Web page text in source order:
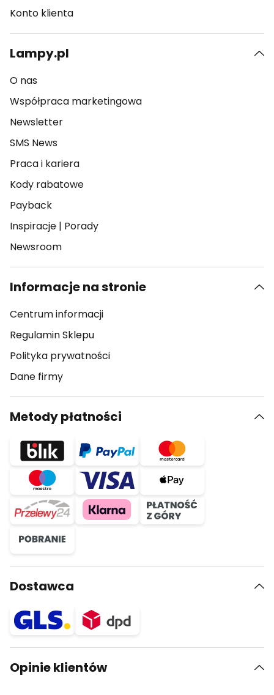
Konto klienta
Lampy.pl
O nas
Współpraca marketingowa
Newsletter
SMS News
Praca i kariera
Kody rabatowe
Payback
Inspiracje | Porady
Newsroom
Informacje na stronie
Centrum informacji
Regulamin Sklepu
Polityka prywatności
Dane firmy
Metody płatności
Dostawca
Opinie klientów